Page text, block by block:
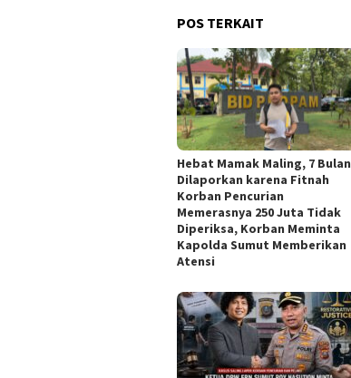
POS TERKAIT
Hebat Mamak Maling, 7 Bulan
Dilaporkan karena Fitnah
Korban Pencurian
Memerasnya 250 Juta Tidak
Diperiksa, Korban Meminta
Kapolda Sumut Memberikan
Atensi